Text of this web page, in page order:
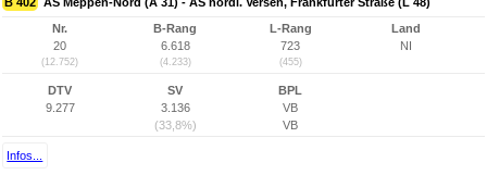
Nr.
20
(12.752)
B-Rang
6.618
(4.233)
L-Rang
723
(455)
Land
NI
DTV
9.277
SV
3.136
(33,8%)
BPL
VB
VB
Infos...